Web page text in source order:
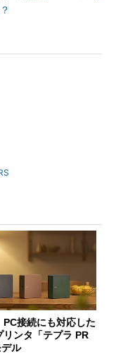
PC接続にも対応した
リンタ「テプラ PR
ル